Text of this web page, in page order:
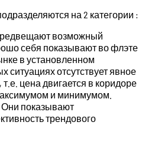
на 2 категории :
возможный
себя показывают во флэте
в установленном
ситуациях отсутствует явное
цена двигается в коридоре
и минимумом.
показывают
трендового